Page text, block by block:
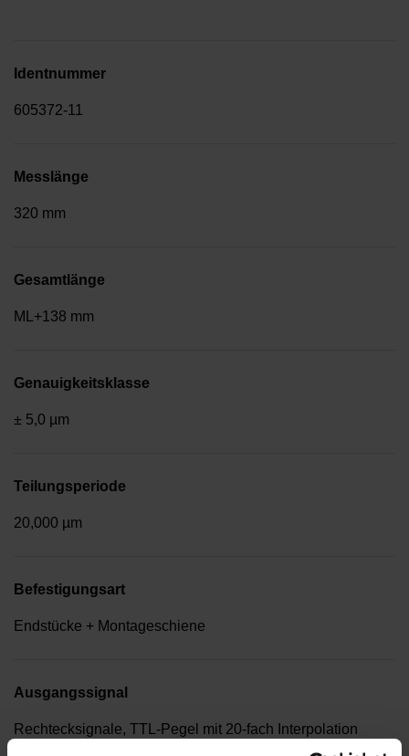
Identnummer
605372-11
Messlänge
320 mm
Gesamtlänge
ML+138 mm
Genauigkeitsklasse
± 5,0 µm
Teilungsperiode
20,000 µm
Befestigungsart
Endstücke + Montageschiene
Ausgangssignal
Rechtecksignale, TTL-Pegel mit 20-fach Interpolation